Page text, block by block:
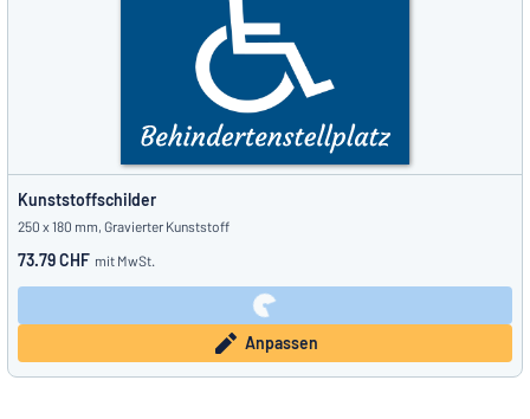
Kunststoffschilder
250 x 180 mm, Gravierter Kunststoff
73.79 CHF mit MwSt.
Anpassen